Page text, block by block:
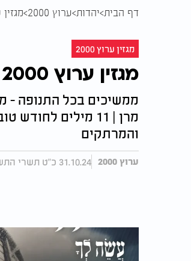
דף הבית יהדות ערוץ 2000 מגזין
מגזין ערוץ 2000
מגזין ערוץ 2000 - פרשת נֹח
מרן | 11 מילים
והמרתקים
ערוץ 2000 31.10.24 כ"ט תשרי התשפ"ה, עודכן 08:43 23.02.25